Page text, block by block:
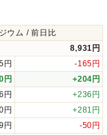
ウム / 前日比
8,931円
円
-165円
円
+204円
円
+236円
円
+281円
円
-50円